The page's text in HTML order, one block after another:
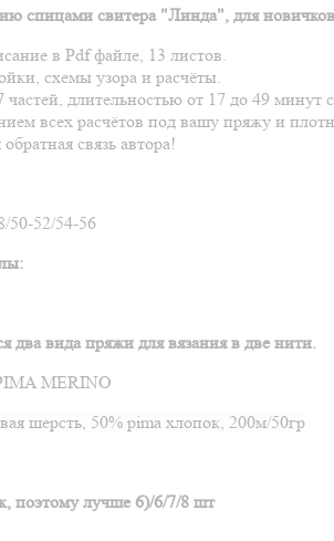
спицами свитера "Линда", для
в Pdf файле, 13 листов.
схемы узора и расчёты.
длительностью от 17 до 49 минут
всех расчётов под вашу пряжу и
связь автора!
50-52/54-56
два вида пряжи для вязания в две нити.
MERINO
шерсть, 50% pima хлопок, 200м/50гр
поэтому лучше 6)/6/7/8 шт